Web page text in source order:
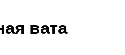
вата